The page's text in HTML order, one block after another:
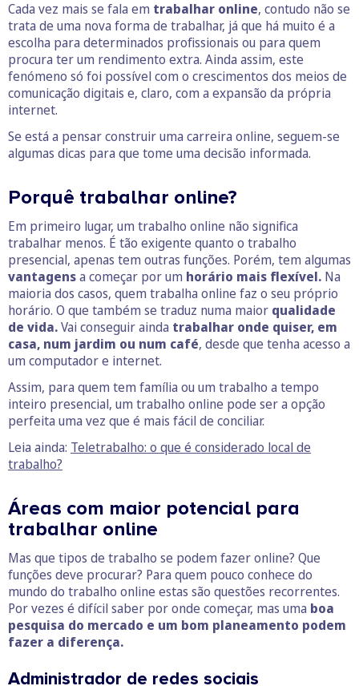
Cada vez mais se fala em trabalhar online, contudo não se
trata de uma nova forma de trabalhar, já que há muito é a
escolha para determinados profissionais ou para quem
procura ter um rendimento extra. Ainda assim, este
fenómeno só foi possível com o crescimentos dos meios de
comunicação digitais e, claro, com a expansão da própria
internet.
Se está a pensar construir uma carreira online, seguem-se
algumas dicas para que tome uma decisão informada.
Porquê trabalhar online?
Em primeiro lugar, um trabalho online não significa
trabalhar menos. É tão exigente quanto o trabalho
presencial, apenas tem outras funções. Porém, tem algumas
vantagensa começar por um horário mais flexível. Na
maioria dos casos, quem trabalha online faz o seu próprio
horário. O que também se traduz numa maior qualidade
de vida.Vai conseguir ainda trabalhar onde quiser, em
casa, num jardim ou num café, desde que tenha acesso a
um computador e internet.
Assim, para quem tem família ou um trabalho a tempo
inteiro presencial, um trabalho online pode ser a opção
perfeita uma vez que é mais fácil de conciliar.
Leia ainda: Teletrabalho: o que é considerado local de
trabalho?
Áreas com maior potencial para
trabalhar online
Mas que tipos de trabalho se podem fazer online? Que
funções deve procurar? Para quem pouco conhece do
mundo do trabalho online estas são questões recorrentes.
Por vezes é difícil saber por onde começar, mas uma boa
pesquisa do mercado e um bom planeamento podem
fazer a diferença.
Administrador de redes sociais